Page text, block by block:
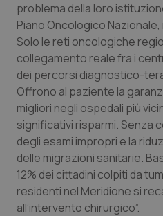
problema della loro
Piano Oncologico
Solo le reti oncologiche
collegamento reale fra i
dei percorsi diagnostico-
Offrono al paziente la
migliori negli ospedali più
significativi risparmi. Senza
degli esami impropri e la
delle migrazioni sanitarie.
12% dei cittadini colpiti da
residenti nel Meridione si
all’intervento chirurgico”.